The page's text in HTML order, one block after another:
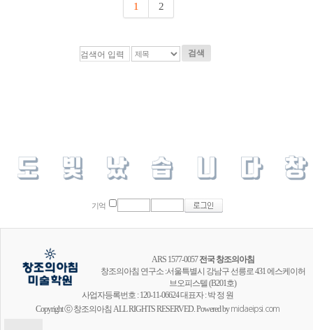
1 2
검색
기억
ARS 1577-0057전국 창조의아침
창조의아침 연구소 :서울특별시 강남구 선릉로 431 에스케이허
브오피스텔 (B201호)
사업자등록번호 : 120-11-06624 대표자 : 박 정 원
Copyright ⓒ 창조의아침 ALL RIGHTS RESERVED. Powered bymidaeipsi.com